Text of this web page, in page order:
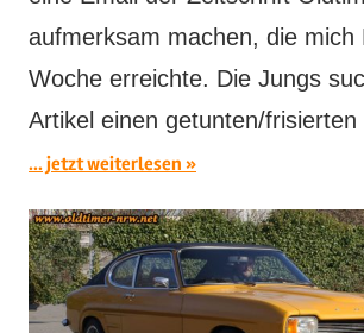
aufmerksam machen, die mich
Woche erreichte. Die Jungs
Artikel einen getunten/
... jetzt weiterlesen